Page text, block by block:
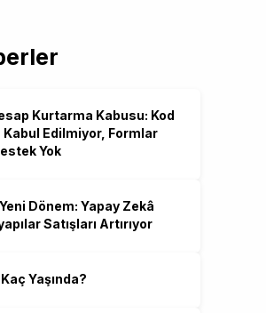
Kurtarma Kabusu: Kod
Kabul Edilmiyor, Formlar
Yok
Dönem: Yapay Zekâ
Satışları Artırıyor
Yaşında?